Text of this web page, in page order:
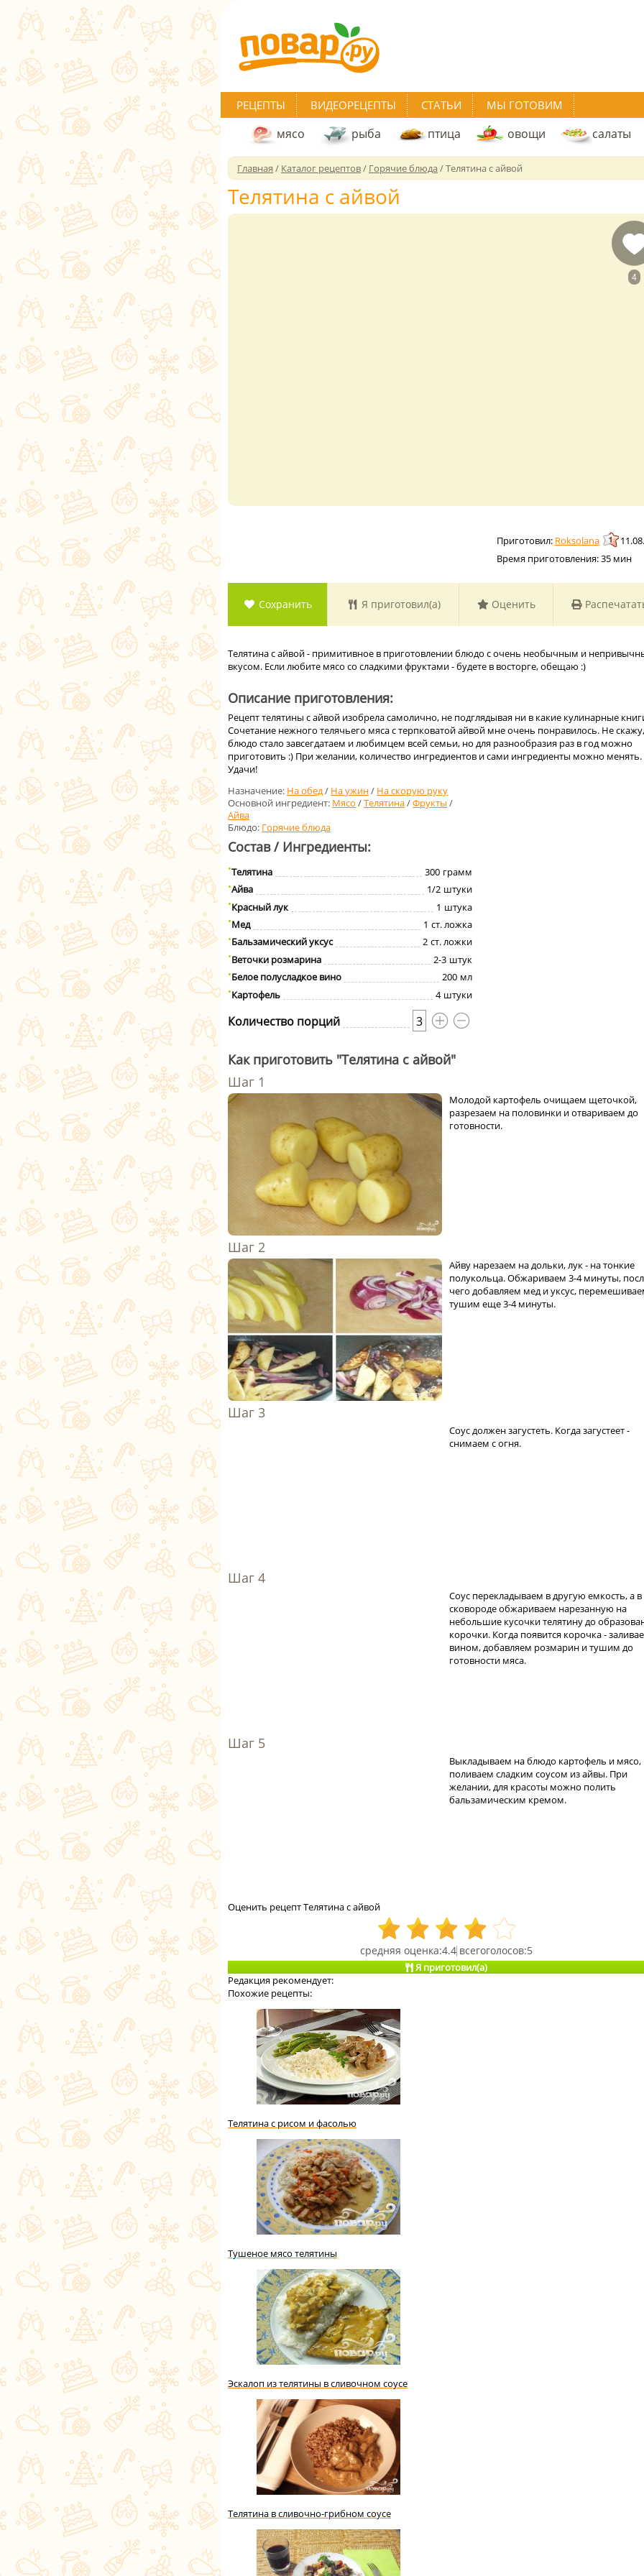
РЕЦЕПТЫ ВИДЕОРЕЦЕПТЫ СТАТЬИ МЫ ГОТОВИМ
мясо рыба птица овощи салаты
Главная / Каталог рецептов/ Горячие блюда/Телятина с айвой
Телятина с айвой
4
Roksolana
Время приготовления:35 мин
Сохранить Я приготовил(а) Оценить
Телятина с айвой - примитивное в приготовлении блюдо с очень необычным и
вкусом. Если любите мясо со сладкими фруктами - будете в восторге, обещаю :)
Описание приготовления:
Рецепт телятины с айвой изобрела самолично, не подглядывая ни в какие кулинарные
Сочетание нежного телячьего мяса с терпковатой айвой мне очень понравилось. Не
блюдо стало завсегдатаем и любимцем всей семьи, но для разнообразия раз в год можно
приготовить :) При желании, количество ингредиентов и сами ингредиенты можно менять.
Удачи!
Назначение: На обед/ На ужин/ На скорую руку
Основной ингредиент: Мясо /Телятина/Фрукты /
Айва
Блюдо: Горячие блюда
Состав / Ингредиенты:
Телятина 300 грамм
Айва
1/2 штуки
Красный лук
1 штука
Мед
1 ст. ложка
Бальзамический уксус
2 ст. ложки
Веточки розмарина
2-3 штук
Белое полусладкое вино
200 мл
Картофель
4 штуки
Количество порций 3
Как приготовить "Телятина с айвой"
Молодой картофель очищаем щеточкой,
разрезаем на половинки и отвариваем до
готовности.
Айву нарезаем на дольки, лук - на тонкие
полукольца. Обжариваем 3-4 минуты,
чего добавляем мед и уксус,
тушим еще 3-4 минуты.
Соус должен загустеть. Когда загустеет -
снимаем с огня.
Соус перекладываем в другую емкость, а в
сковороде обжариваем нарезанную на
небольшие кусочки телятину до
корочки. Когда появится корочка -
вином, добавляем розмарин и тушим до
готовности мяса.
Выкладываем на блюдо картофель и мясо,
поливаем сладким соусом из айвы. При
желании, для красоты можно полить
бальзамическим кремом.
Оценить рецепт Телятина с айвой
4.4 5
Я приготовил(а)
Редакция рекомендует:
Похожие рецепты:
Телятина с рисом и фасолью
Тушеное мясо телятины
Эскалоп из телятины в сливочном соусе
Телятина в сливочно-грибном соусе